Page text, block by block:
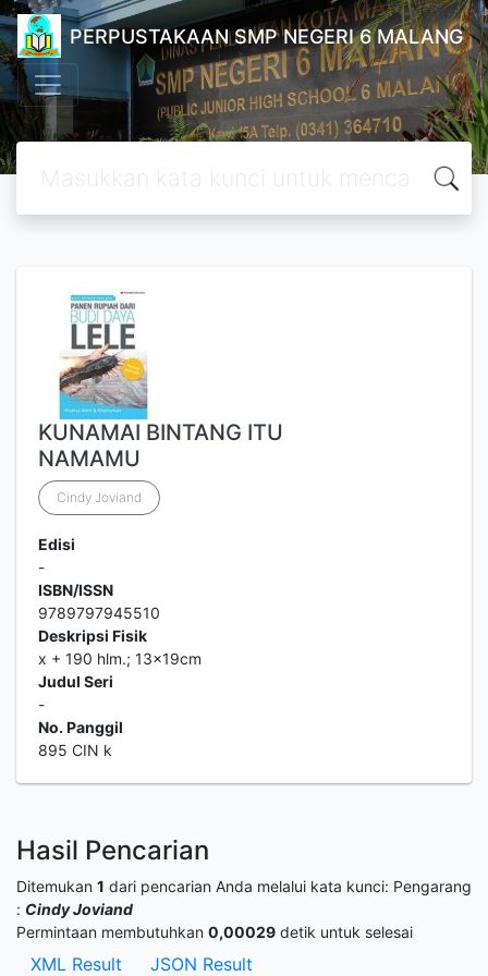
PERPUSTAKAAN SMP NEGERI 6 MALANG
KUNAMAI BINTANG ITU
NAMAMU
Cindy Joviand
Edisi
-
ISBN/ISSN
9789797945510
Deskripsi Fisik
x + 190 hlm.; 13x19cm
Judul Seri
-
No. Panggil
895 CIN k
Hasil Pencarian
Ditemukan 1 dari pencarian Anda melalui kata kunci: Pengarang
: Cindy Joviand
Permintaan membutuhkan 0,00029 detik untuk selesai
XML Result JSON Result